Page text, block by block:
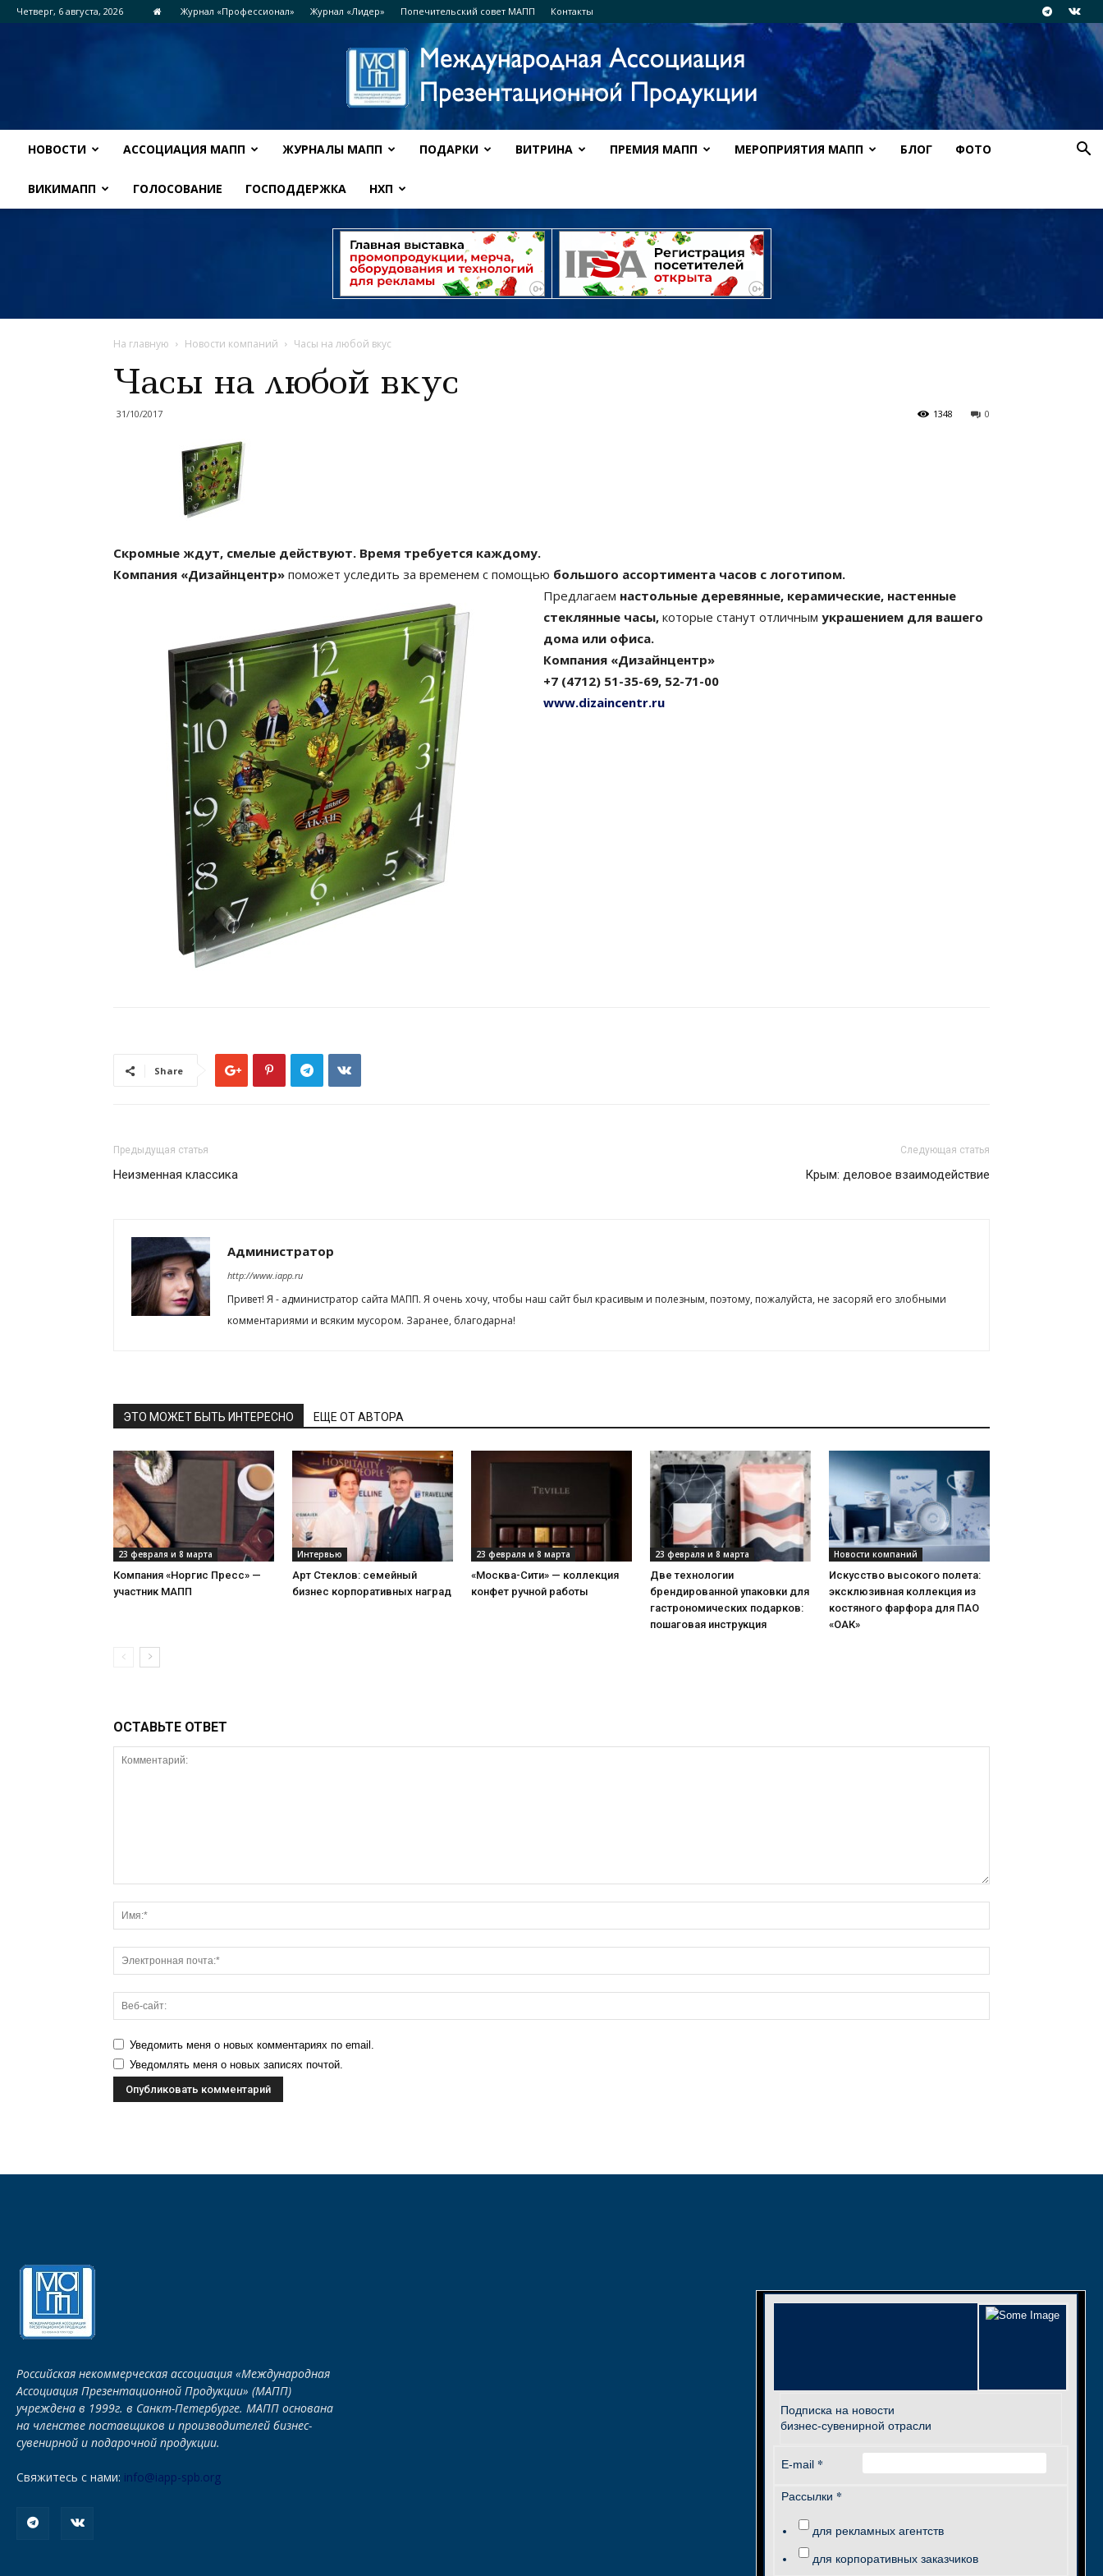
Четверг, 6 августа, 2026 Журнал «Профессионал» Журнал «Лидер» Попечительский совет МАПП Контакты
НОВОСТИ АССОЦИАЦИЯ МАПП ЖУРНАЛЫ МАПП ПОДАРКИ ВИТРИНА ПРЕМИЯ МАПП МЕРОПРИЯТИЯ МАПП БЛОГ ФОТО
ВИКИМАПП ГОЛОСОВАНИЕ ГОСПОДДЕРЖКА НХП
На главную Новости компаний Часы на любой вкус
Часы на любой вкус
31/10/2017 0
1348
Скромные ждут, смелые действуют. Время требуется каждому.
Компания «Дизайнцентр» поможет уследить за временем с помощью большого ассортимента часов с логотипом.
Предлагаем настольные деревянные, керамические, настенные
стеклянные часы, которые станут отличным украшением для вашего
дома или офиса.
Компания «Дизайнцентр»
+7 (4712) 51-35-69, 52-71-00
www.dizaincentr.ru
Share
Предыдущая статья
Неизменная классика
Следующая статья
Крым: деловое взаимодействие
Администратор
http://www.iapp.ru
Привет! Я - администратор сайта МАПП. Я очень хочу, чтобы наш сайт был красивым и полезным, поэтому, пожалуйста, не засоряй его злобными
комментариями и всяким мусором. Заранее, благодарна!
ЭТО МОЖЕТ БЫТЬ ИНТЕРЕСНО ЕЩЕ ОТ АВТОРА
23 февраля и 8 марта
Компания «Норгис Пресс» —
участник МАПП
Интервью
Арт Стеклов: семейный
бизнес корпоративных наград
23 февраля и 8 марта
«Москва-Сити» — коллекция
конфет ручной работы
23 февраля и 8 марта
Две технологии
брендированной упаковки для
гастрономических подарков:
пошаговая инструкция
Новости компаний
Искусство высокого полета:
эксклюзивная коллекция из
костяного фарфора для ПАО
«ОАК»
ОСТАВЬТЕ ОТВЕТ
Уведомить меня о новых комментариях по email.
Уведомлять меня о новых записях почтой.
Российская некоммерческая ассоциация «Международная
Ассоциация Презентационной Продукции» (МАПП)
учреждена в 1999г. в Санкт-Петербурге. МАПП основана
на членстве поставщиков и производителей бизнес-
сувенирной и подарочной продукции.
Свяжитесь с нами: info@iapp-spb.org
Подписка на новости
бизнес-сувенирной отрасли
E-mail *
Рассылки *
для рекламных агентств
для корпоративных заказчиков